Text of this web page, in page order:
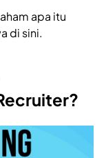
apa itu
di sini.